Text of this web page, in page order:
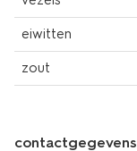
eiwitten
zout
contactgegevens